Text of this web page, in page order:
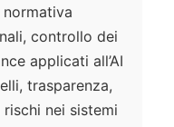
controllo dei
applicati all’AI
trasparenza,
nei sistemi